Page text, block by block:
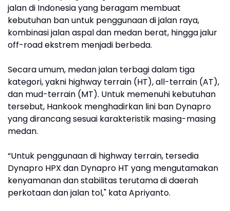
jalan di Indonesia yang beragam membuat
kebutuhan ban untuk penggunaan di jalan raya,
kombinasi jalan aspal dan medan berat, hingga jalur
off-road ekstrem menjadi berbeda.
Secara umum, medan jalan terbagi dalam tiga
kategori, yakni highway terrain (HT), all-terrain (AT),
dan mud-terrain (MT). Untuk memenuhi kebutuhan
tersebut, Hankook menghadirkan lini ban Dynapro
yang dirancang sesuai karakteristik masing-masing
medan.
“Untuk penggunaan di highway terrain, tersedia
Dynapro HPX dan Dynapro HT yang mengutamakan
kenyamanan dan stabilitas terutama di daerah
perkotaan dan jalan tol," kata Apriyanto.